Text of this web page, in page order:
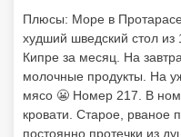
Olga
16.11.2022
расположение отеля